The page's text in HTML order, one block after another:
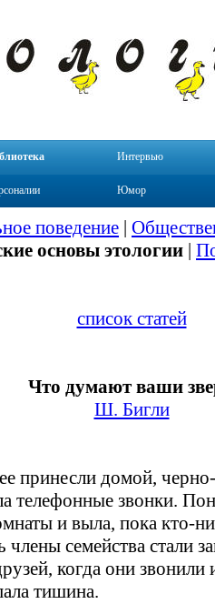
Интервью
Юмор
поведение |
основы этологии |
список статей
Что думают ваши
Ш. Бигли
принесли домой,
телефонные звонки.
и выла, пока кто-
члены семейства стали
когда они
тишина.